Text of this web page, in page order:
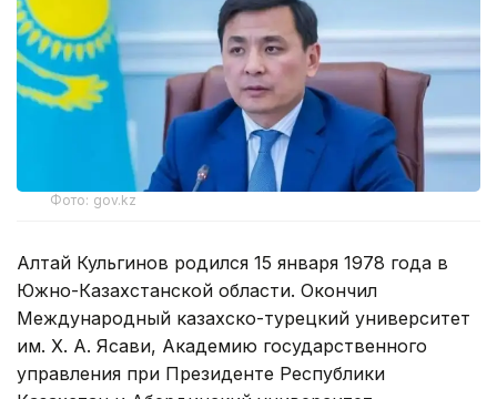
Фото: gov.kz
Алтай Кульгинов родился 15 января 1978 года в
Южно-Казахстанской области. Окончил
Международный казахско-турецкий университет
им. Х. А. Ясави, Академию государственного
управления при Президенте Республики